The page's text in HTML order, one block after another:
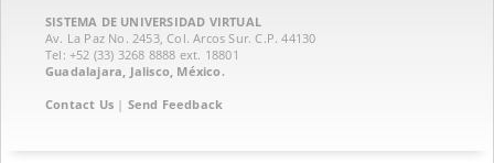
SISTEMA DE UNIVERSIDAD VIRTUAL
Av. La Paz No. 2453, Col. Arcos Sur. C.P. 44130
Tel: +52 (33) 3268 8888‏ ext. 18801
Guadalajara, Jalisco, México.
Contact Us | Send Feedback